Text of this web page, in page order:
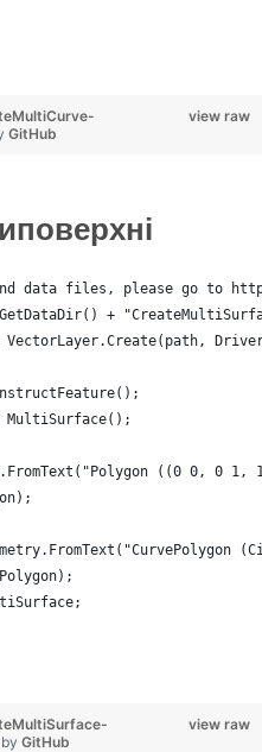
view raw
GitHub
data files, please go to
+
MultiSurface();
((0 0, 0 1,
view raw
GitHub